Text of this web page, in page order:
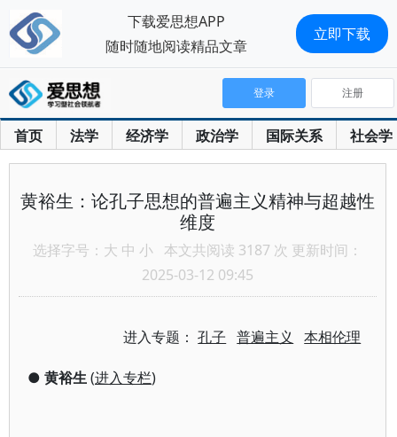
首页 法学 经济学 政治学 国际关系 社会学
登录 注册
黄裕生：论孔子思想的普遍主义精神与超越性
维度
选择字号： 大 中 小 本文共阅读 3187 次 更新时间：
2025-03-12 09:45
进入专题：孔子 普遍主义 本相伦理
● 黄裕生(进入专栏)
下载爱思想APP
随时随地阅读精品文章
立即下载